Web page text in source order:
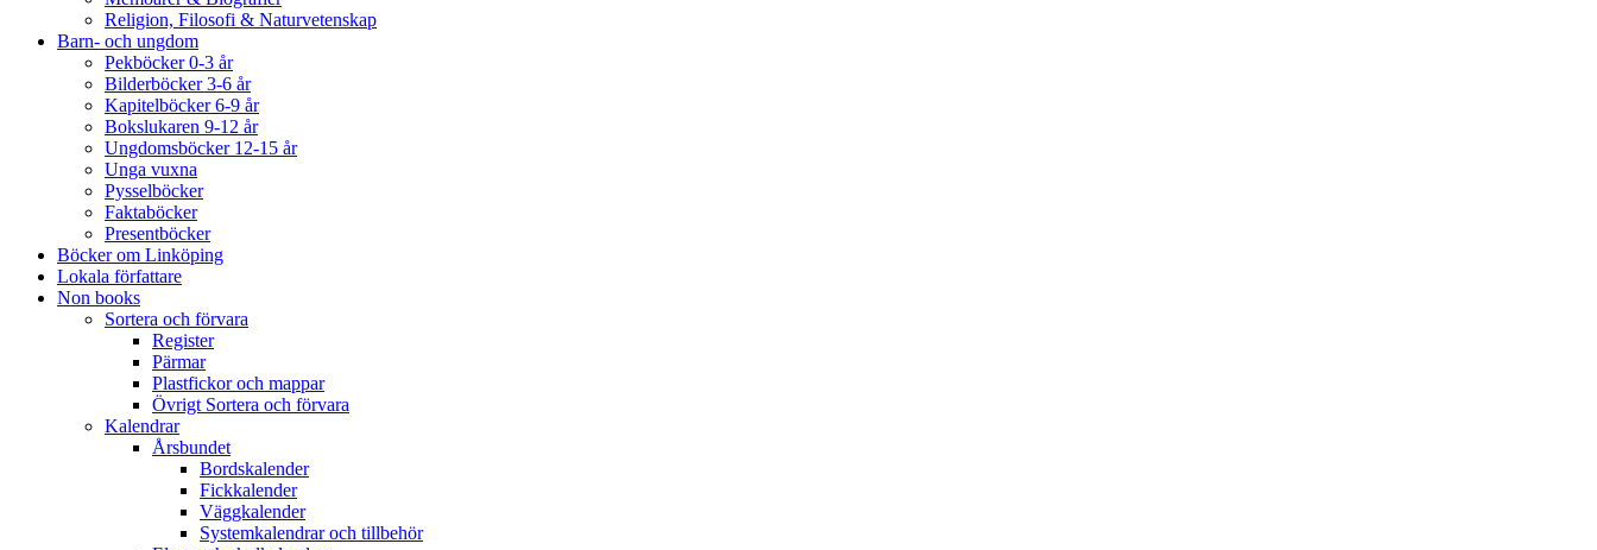
Religion, Filosofi & Naturvetenskap
Barn- och ungdom
Pekböcker 0-3 år
Bilderböcker 3-6 år
Kapitelböcker 6-9 år
Bokslukaren 9-12 år
Ungdomsböcker 12-15 år
Unga vuxna
Pysselböcker
Faktaböcker
Presentböcker
Böcker om Linköping
Lokala författare
Non books
Sortera och förvara
Register
Pärmar
Plastfickor och mappar
Övrigt Sortera och förvara
Kalendrar
Årsbundet
Bordskalender
Fickkalender
Väggkalender
Systemkalendrar och tillbehör